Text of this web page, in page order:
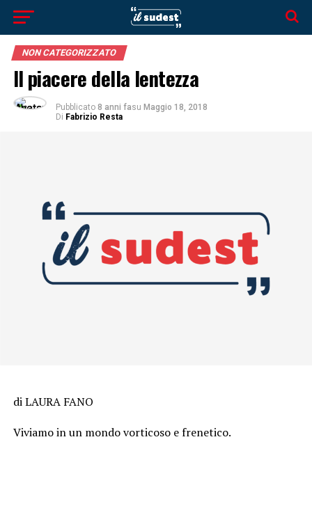
NON CATEGORIZZATO
Il piacere della lentezza
Pubblicato 8 anni fasu Maggio 18, 2018
Di Fabrizio Resta
di LAURA FANO
Viviamo in un mondo vorticoso e frenetico.